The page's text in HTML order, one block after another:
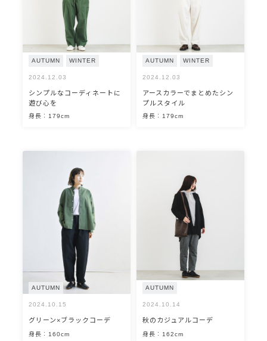
AUTUMN WINTER
2024.12.03
シンプルなコーディネートに
遊び心を
身長：179cm
AUTUMN WINTER
2024.12.03
アースカラーでまとめたシン
プルスタイル
身長：179cm
AUTUMN
2024.10.15
グリーン×ブラックコーデ
身長：160cm
AUTUMN
2024.10.14
秋のカジュアルコーデ
身長：162cm